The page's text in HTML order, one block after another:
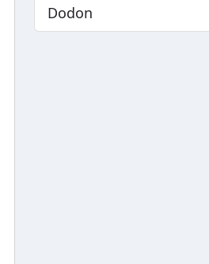
Dodon